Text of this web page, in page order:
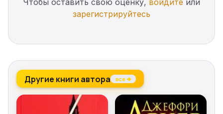
Чтобы оставить свою оценку, войдите или
зарегистрируйтесь
Другие книги автора все →